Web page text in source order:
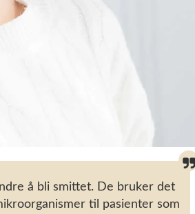
å bli smittet. De bruker det
til pasienter som